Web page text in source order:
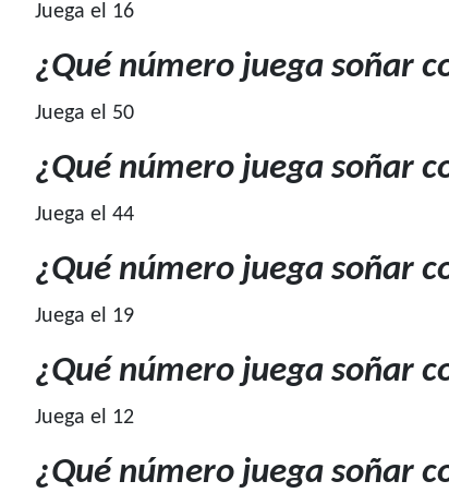
Juega el 16
¿Qué número juega soñar
Juega el 50
¿Qué número juega soñar
Juega el 44
¿Qué número juega soñar
Juega el 19
¿Qué número juega soñar
Juega el 12
¿Qué número juega soñar